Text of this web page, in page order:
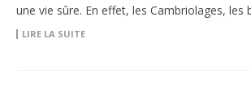
une vie sûre. En effet, les Cambriolages, les
LIRE LA SUITE